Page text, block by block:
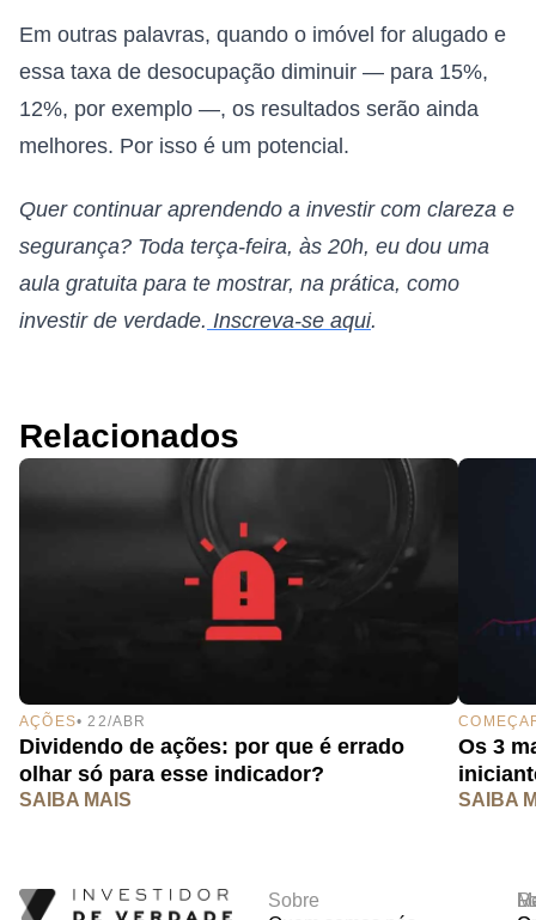
Em outras palavras, quando o imóvel for alugado e
essa taxa de desocupação diminuir — para 15%,
12%, por exemplo —, os resultados serão ainda
melhores. Por isso é um potencial.
Quer continuar aprendendo a investir com clareza e
segurança? Toda terça-feira, às 20h, eu dou uma
aula gratuita para te mostrar, na prática, como
investir de verdade. Inscreva-se aqui.
Relacionados
AÇÕES• 22/ABR
Dividendo de ações: por que é errado
olhar só para esse indicador?
SAIBA MAIS
Os 3
SAIBA
Sobre